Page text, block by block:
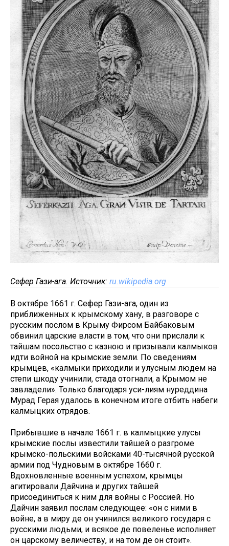
Сефер Гази-ага. Источник: ru.wikipedia.org
В октябре 1661 г. Сефер Гази-ага, один из
приближенных к крымскому хану, в разговоре с
русским послом в Крыму Фирсом Байбаковым
обвинил царские власти в том, что они прислали к
тайшам посольство с казною и призывали калмыков
идти войной на крымские земли. По сведениям
крымцев, «калмыки приходили и улусным людем на
степи шкоду учинили, стада отогнали, а Крымом не
завладели». Только благодаря уси-лиям нуреддина
Мурад Герая удалось в конечном итоге отбить набеги
калмыцких отрядов.
Прибывшие в начале 1661 г. в калмыцкие улусы
крымские послы известили тайшей о разгроме
крымско-польскими войсками 40-тысячной русской
армии под Чудновым в октябре 1660 г.
Вдохновленные военным успехом, крымцы
агитировали Дайчина и других тайшей
присоединиться к ним для войны с Россией. Но
Дайчин заявил послам следующее: «он с ними в
войне, а в миру де он учинился великого государя с
русскими людьми, и всякое де повеленье исполняет
он царскому величеству, и на том де он стоит».